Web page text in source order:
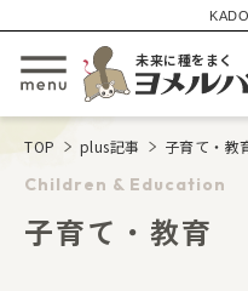
メニューを開閉する
未来に種をまく
TOP plus記事 子育て・教
Children & Education
子育て・教育